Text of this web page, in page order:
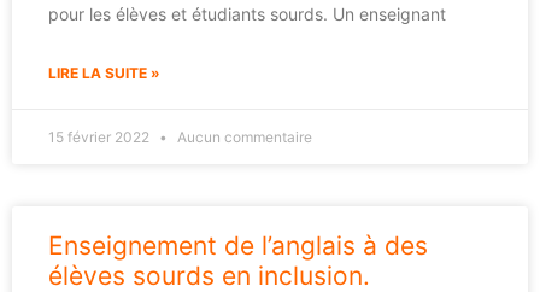
pour les élèves et étudiants sourds. Un enseignant
LIRE LA SUITE »
15 février 2022 Aucun commentaire
Enseignement de l’anglais à des
élèves sourds en inclusion.